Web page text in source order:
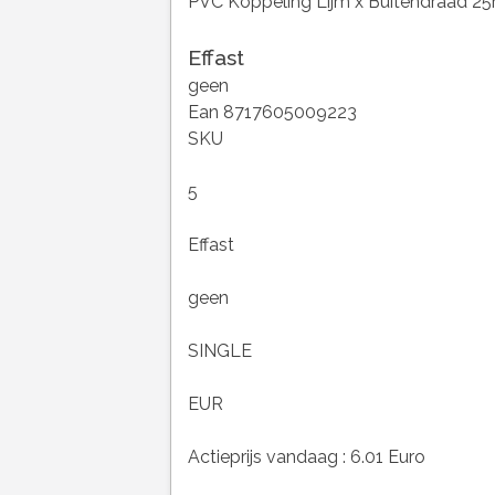
Effast
geen
Ean 8717605009223
SKU
5
Effast
geen
SINGLE
EUR
Actieprijs vandaag : 6.01 Euro